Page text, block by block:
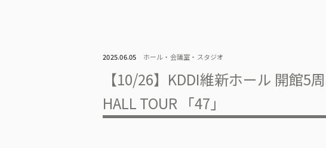
2025.06.05 ホール・会議室・スタジオ
【10/26】KDDI維新ホール 開館
HALL TOUR 「47」